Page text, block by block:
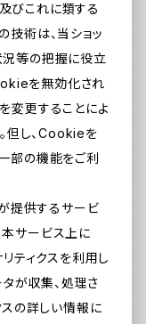
びこれに類する
技術は、当ショッ
況等の把握に役立
を無効化され
変更することによ
但し、Cookieを
部の機能をご利
が提供するサービ
サービス上に
ィクスを利用し
が収集、処理さ
の詳しい情報に